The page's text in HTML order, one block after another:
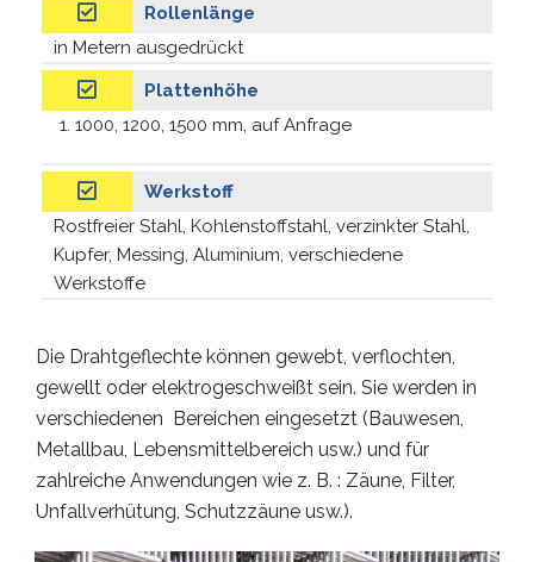
Rollenlänge
in Metern ausgedrückt
Plattenhöhe
1000, 1200, 1500 mm, auf Anfrage
Werkstoff
Rostfreier Stahl, Kohlenstoffstahl, verzinkter Stahl,
Kupfer, Messing, Aluminium, verschiedene
Werkstoffe
Die Drahtgeflechte können gewebt, verflochten,
gewellt oder elektrogeschweißt sein. Sie werden in
verschiedenen Bereichen eingesetzt (Bauwesen,
Metallbau, Lebensmittelbereich usw.) und für
zahlreiche Anwendungen wie z. B. : Zäune, Filter,
Unfallverhütung, Schutzzäune usw.).